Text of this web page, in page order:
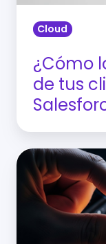
con
Salesforce
Data
Cloud?
Cloud
¿Cómo
de tus
Agentforce
3.0
Pragma: